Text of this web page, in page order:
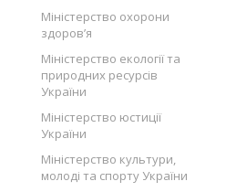
Міністерство охорони
здоров’я
Міністерство екології та
природних ресурсів
України
Міністерство юстиції
України
Міністерство культури,
молоді та спорту України